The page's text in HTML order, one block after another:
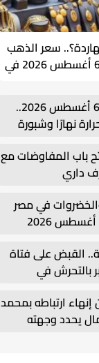
النهاردة؟.. سعر الذهب
اليوم الخميس 6 أغسطس 2026 في
طقس الخميس 6 أغسطس 2026..
نهارًا وشبورة
باب المفاوضات مع
داري
في مصر
القبض على فتاة
بالتحرش في
ارتباطه بمحمد
يحدد وجهته